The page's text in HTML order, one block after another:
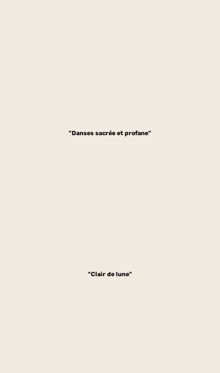
"Danses sacrée et profane"
"Clair de lune"